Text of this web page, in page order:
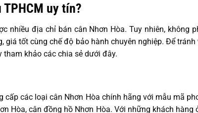
TPHCM uy tín?
nhiều địa chỉ bán cân Nhơn Hòa. Tuy nhiên, không
giá tốt cùng chế độ bảo hành chuyên nghiệp. Để
tham khảo các chia sẻ dưới đây.
cấp các loại cân Nhơn Hòa chính hãng với mẫu mã
Hòa, cân đồng hồ Nhơn Hòa. Với những khách hàng